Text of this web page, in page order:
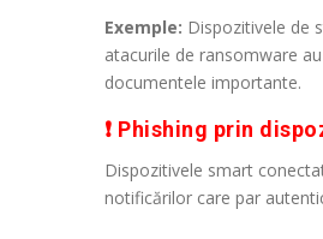
Exemple: Dispozitivele de
atacurile de ransomware
documentele importante.
❗ Phishing prin
Dispozitivele smart
notificărilor care par